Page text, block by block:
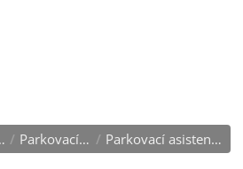
/ Parkovací systémy / Parkovací asistenty s kamerou